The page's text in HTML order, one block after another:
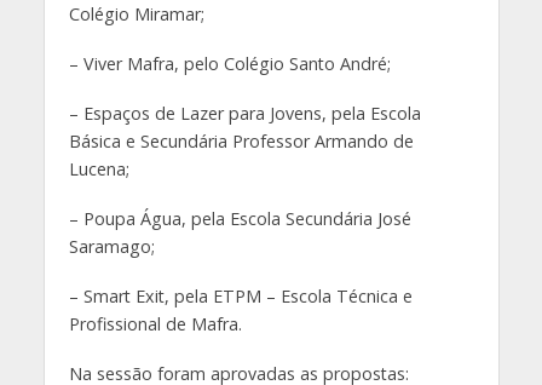
Colégio Miramar;
– Viver Mafra, pelo Colégio Santo André;
– Espaços de Lazer para Jovens, pela Escola
Básica e Secundária Professor Armando de
Lucena;
– Poupa Água, pela Escola Secundária José
Saramago;
– Smart Exit, pela ETPM – Escola Técnica e
Profissional de Mafra.
Na sessão foram aprovadas as propostas: